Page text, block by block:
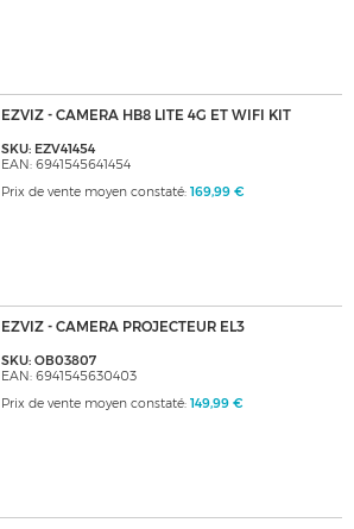
EZVIZ - CAMERA HB8 LITE 4G ET WIFI KIT
SKU: EZV41454
EAN: 6941545641454
Prix de vente moyen constaté: 169,99 €
EZVIZ - CAMERA PROJECTEUR EL3
SKU: OB03807
EAN: 6941545630403
Prix de vente moyen constaté: 149,99 €